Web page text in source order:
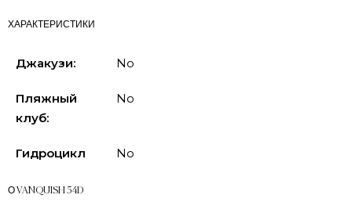
ХАРАКТЕРИСТИКИ
Джакузи: No
Пляжный
клуб:
No
Гидроцикл No
О VANQUISH 54D